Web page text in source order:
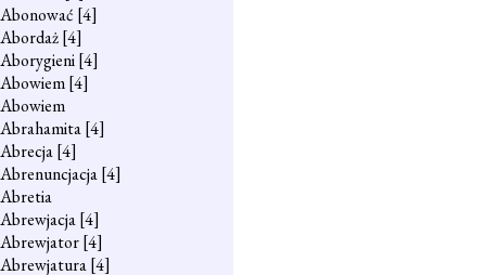
Abonować [4]
Abordaż[4]
Aborygieni[4]
Abowiem[4]
Abowiem
Abrahamita[4]
Abrecja[4]
Abrenuncjacja[4]
Abretia
Abrewjacja[4]
Abrewjator[4]
Abrewjatura[4]